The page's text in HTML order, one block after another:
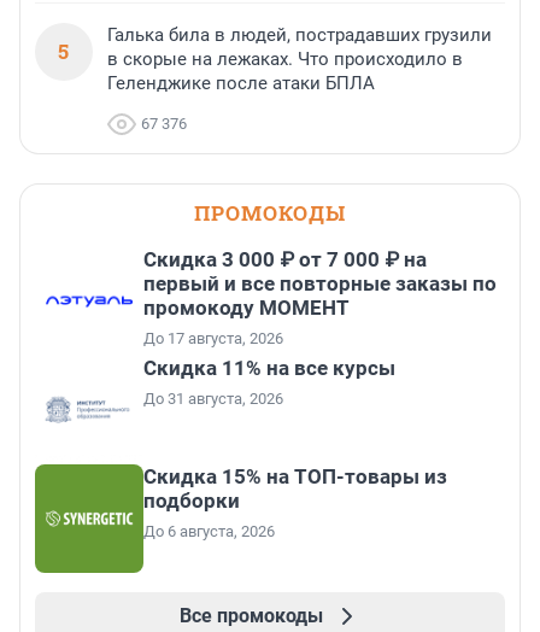
5
Галька била в людей, пострадавших грузили
в скорые на лежаках. Что происходило в
Геленджике после атаки БПЛА
67 376
ПРОМОКОДЫ
Скидка 3 000 ₽ от 7 000 ₽ на
первый и все повторные заказы по
промокоду МОМЕНТ
До 17 августа, 2026
Скидка 11% на все курсы
До 31 августа, 2026
Скидка 15% на ТОП-товары из
подборки
До 6 августа, 2026
Все промокоды